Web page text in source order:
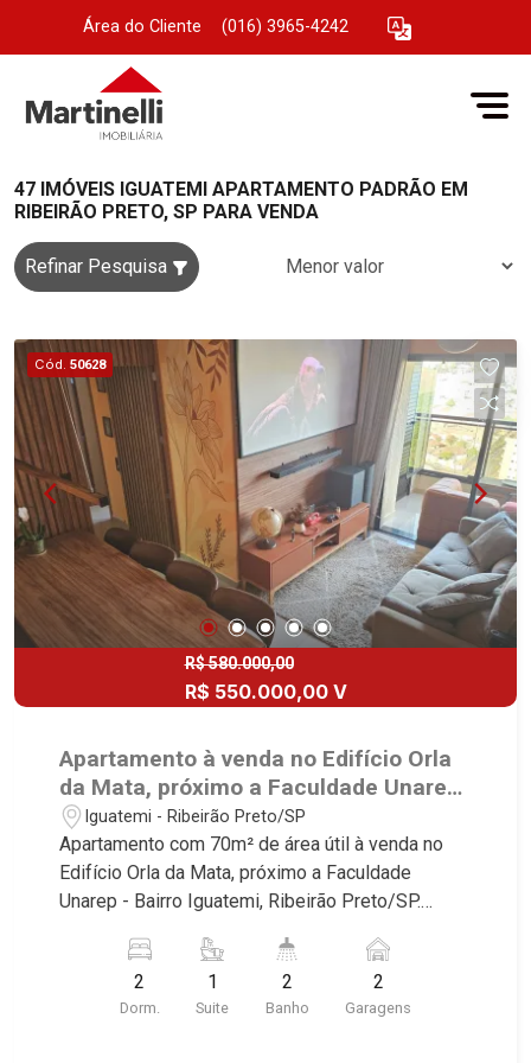
Área do Cliente (016) 3965-4242
47 IMÓVEIS IGUATEMI APARTAMENTO PADRÃO EM
RIBEIRÃO PRETO, SP PARA VENDA
Refinar Pesquisa
Cód. 50628
R$ 580.000,00
R$ 550.000,00 V
Apartamento à venda no Edifício Orla
da Mata, próximo a Faculdade Unarep
- Ribeirão Preto/SP.
Iguatemi - Ribeirão Preto/SP
Apartamento com 70m² de área útil à venda no
Edifício Orla da Mata, próximo a Faculdade
Unarep - Bairro Iguatemi, Ribeirão Preto/SP.
Martinelli Imobiliária selecionou para você: - 2
dormitórios com armários e ar-condicionado,
sendo 1 suíte - Banheiro social - Sala 2
2
Dorm.
1
Suite
2
Banho
2
Garagens